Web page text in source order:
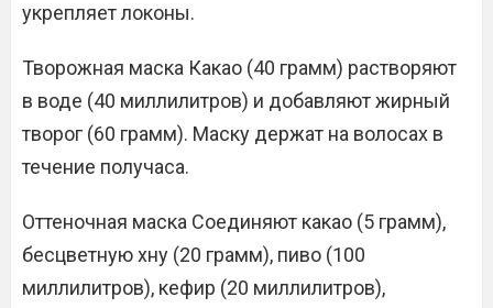
укрепляет локоны.
Творожная маска Какао (40 грамм) растворяют
в воде (40 миллилитров) и добавляют жирный
творог (60 грамм). Маску держат на волосах в
течение получаса.
Оттеночная маска Соединяют какао (5 грамм),
бесцветную хну (20 грамм), пиво (100
миллилитров), кефир (20 миллилитров),